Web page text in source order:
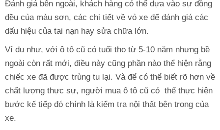
Đánh giá bên ngoài, khách hàng có thể dựa vào sự đồng
đều của màu sơn, các chi tiết về vỏ xe để đánh giá các
dấu hiệu của tai nạn hay sửa chữa lớn.
Ví dụ như, với ô tô cũ có tuổi thọ từ 5-10 năm nhưng bề
ngoài còn rất mới, điều này cũng phần nào thể hiện rằng
chiếc xe đã được trùng tu lại. Và để có thể biết rõ hơn về
chất lượng thực sự, người mua ô tô cũ có thể thực hiện
bước kế tiếp đó chính là kiểm tra nội thất bên trong của
xe.